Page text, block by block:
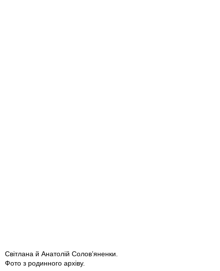
Світлана й Анатолій Солов’яненки.
Фото з родинного архіву.